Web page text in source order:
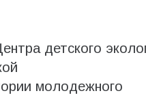
детского
молодежного